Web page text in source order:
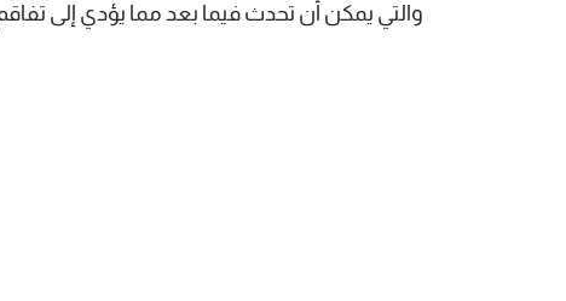
والتي يمكن أن تحدث فيما بعد مما يؤدي إلى